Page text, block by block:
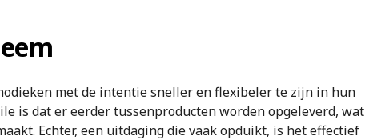
met de intentie sneller en flexibeler te zijn in hun
is dat er eerder tussenproducten worden opgeleverd, wat
Echter, een uitdaging die vaak opduikt, is het effectief